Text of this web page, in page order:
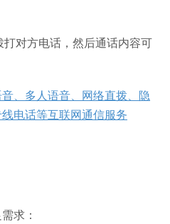
对方电话，然后通话内容可
、多人语音、网络直拨、隐
电话等互联网通信服务
求：